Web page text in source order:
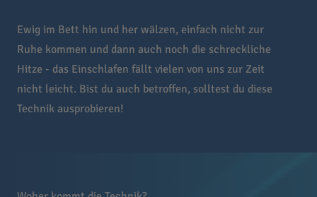
Ewig im Bett hin und her wälzen, einfach nicht zur
Ruhe kommen und dann auch noch die schreckliche
Hitze - das Einschlafen fällt vielen von uns zur Zeit
nicht leicht. Bist du auch betroffen, solltest du diese
Technik ausprobieren!